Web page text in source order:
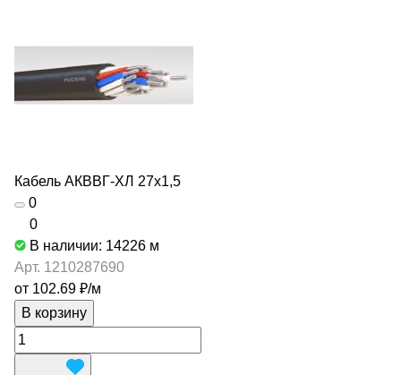
Кабель АКВВГ-ХЛ 27х1,5
0
0
В наличии: 14226 м
Арт. 1210287690
от 102.69 ₽/м
В корзину